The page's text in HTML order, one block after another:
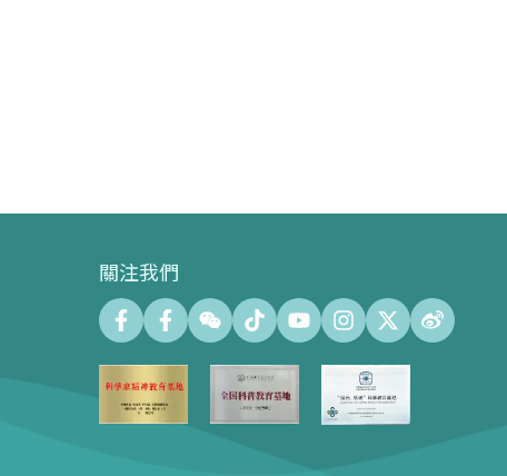
會議中心
會議廳 (最大容納500人)
會議室 (最大容納140人)
關注我們